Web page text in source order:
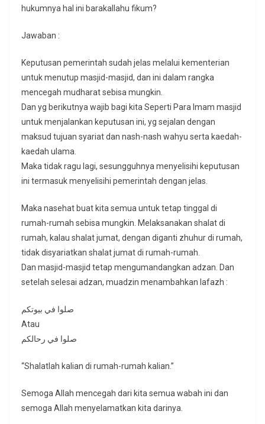
hukumnya hal ini barakallahu fikum?
Jawaban :
Keputusan pemerintah sudah jelas melalui kementerian
untuk menutup masjid-masjid, dan ini dalam rangka
mencegah mudharat sebisa mungkin.
Dan yg berikutnya wajib bagi kita Seperti Para Imam masjid
untuk menjalankan keputusan ini, yg sejalan dengan
maksud tujuan syariat dan nash-nash wahyu serta kaedah-
kaedah ulama.
Maka tidak ragu lagi, sesungguhnya menyelisihi keputusan
ini termasuk menyelisihi pemerintah dengan jelas.
Maka nasehat buat kita semua untuk tetap tinggal di
rumah-rumah sebisa mungkin. Melaksanakan shalat di
rumah, kalau shalat jumat, dengan diganti zhuhur di rumah,
tidak disyariatkan shalat jumat di rumah-rumah.
Dan masjid-masjid tetap mengumandangkan adzan. Dan
setelah selesai adzan, muadzin menambahkan lafazh :
صلوا في بيوتكم
Atau
صلوا في رحالكم
“Shalatlah kalian di rumah-rumah kalian.”
Semoga Allah mencegah dari kita semua wabah ini dan
semoga Allah menyelamatkan kita darinya.